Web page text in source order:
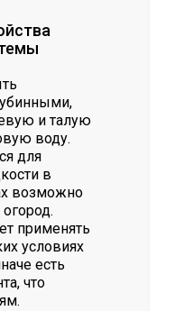
и талую
воду.
для
в
возможно
применять
условиях
есть
что